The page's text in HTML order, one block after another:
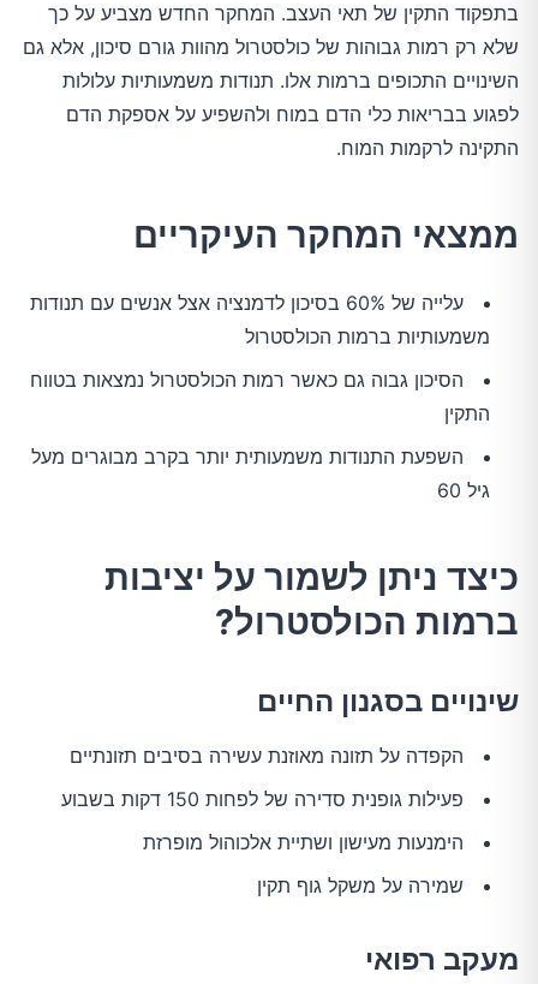
בתפקוד התקין של תאי העצב. המחקר החדש מצביע על כך
שלא רק רמות גבוהות של כולסטרול מהוות גורם סיכון, אלא גם
השינויים התכופים ברמות אלו. תנודות משמעותיות עלולות
לפגוע בבריאות כלי הדם במוח ולהשפיע על אספקת הדם
התקינה לרקמות המוח.
ממצאי המחקר העיקריים
עלייה של 60% בסיכון לדמנציה אצל אנשים עם תנודות
משמעותיות ברמות הכולסטרול
הסיכון גבוה גם כאשר רמות הכולסטרול נמצאות בטווח
התקין
השפעת התנודות משמעותית יותר בקרב מבוגרים מעל
גיל 60
כיצד ניתן לשמור על יציבות
ברמות הכולסטרול?
שינויים בסגנון החיים
הקפדה על תזונה מאוזנת עשירה בסיבים תזונתיים
פעילות גופנית סדירה של לפחות 150 דקות בשבוע
הימנעות מעישון ושתיית אלכוהול מופרזת
שמירה על משקל גוף תקין
מעקב רפואי